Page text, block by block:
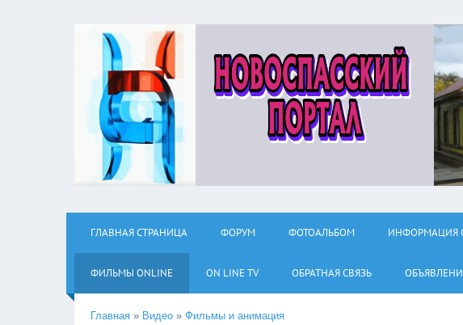
ГЛАВНАЯ СТРАНИЦА ФОРУМ ФОТОАЛЬБОМ ИНФОРМАЦИЯ
ФИЛЬМЫ ОNLINE ON LINE TV ОБРАТНАЯ СВЯЗЬ
Главная » Видео » Фильмы и анимация